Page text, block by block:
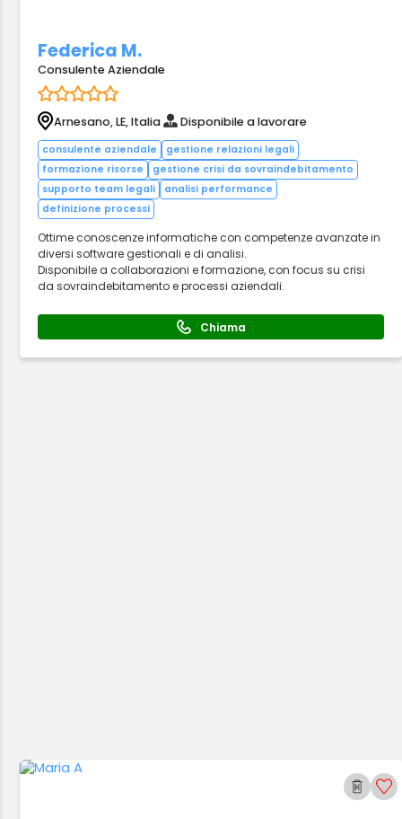
Federica M.
Consulente Aziendale
Arnesano, LE, Italia Disponibile a lavorare
consulente aziendale
gestione relazioni legali
formazione risorse
gestione crisi da sovraindebitamento
supporto team legali
analisi performance
definizione processi
Ottime conoscenze informatiche con competenze avanzate in
diversi software gestionali e di analisi.
Disponibile a collaborazioni e formazione, con focus su crisi
da sovraindebitamento e processi aziendali.
Chiama